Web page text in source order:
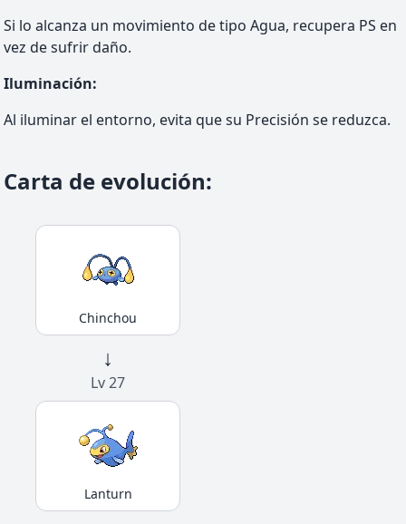
Si lo alcanza un movimiento de tipo Agua, recupera PS en
vez de sufrir daño.
Iluminación:
Al iluminar el entorno, evita que su Precisión se reduzca.
Carta de evolución:
Chinchou
↓
Lv 27
Lanturn